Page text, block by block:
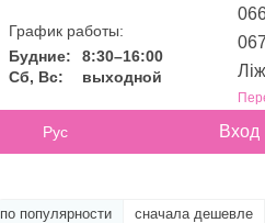
График работы:
Будние:
8:30–16:00
Сб, Вс:
выходной
Рус Вход
по популярности сначала дешевле